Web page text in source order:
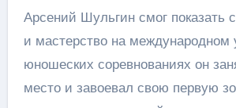
Арсений Шульгин смог показать
и мастерство на международном
юношеских соревнованиях он
место и завоевал свою первую